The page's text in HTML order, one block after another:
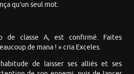
qu’un seul mot.
de classe A, est confirmé. Faites
de mana ! » cria Exceles.
de laisser ses alliés et ses